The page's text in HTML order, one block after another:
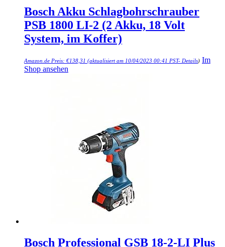
Bosch Akku Schlagbohrschrauber
PSB 1800 LI-2 (2 Akku, 18 Volt
System, im Koffer)
Amazon.de Preis: €138,31 (aktualisiert am 10/04/2023 00:41 PST- Details) Im
Shop ansehen
Bosch Professional GSB 18-2-LI Plus